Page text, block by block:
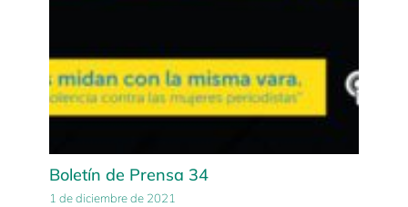
Boletín de Prensa 34
1 de diciembre de 2021